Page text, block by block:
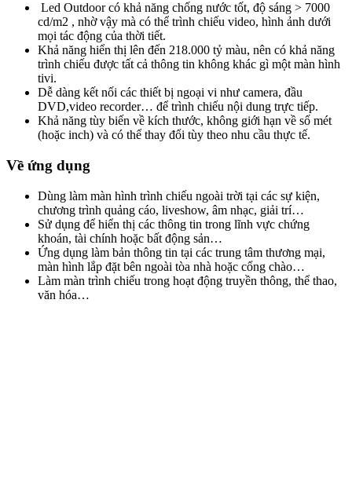
Led Outdoor có khả năng chống nước tốt, độ sáng > 7000
cd/m2 , nhờ vậy mà có thể trình chiếu video, hình ảnh dưới
mọi tác động của thời tiết.
Khả năng hiển thị lên đến 218.000 tỷ màu, nên có khả năng
trình chiếu được tất cả thông tin không khác gì một màn hình
tivi.
Dễ dàng kết nối các thiết bị ngoại vi như camera, đầu
DVD,video recorder… để trình chiếu nội dung trực tiếp.
Khả năng tùy biến về kích thước, không giới hạn về số mét
(hoặc inch) và có thể thay đổi tùy theo nhu cầu thực tế.
Về ứng dụng
Dùng làm màn hình trình chiếu ngoài trời tại các sự kiện,
chương trình quảng cáo, liveshow, âm nhạc, giải trí…
Sử dụng để hiển thị các thông tin trong lĩnh vực chứng
khoán, tài chính hoặc bất động sản…
Ứng dụng làm bản thông tin tại các trung tâm thương mại,
màn hình lắp đặt bên ngoài tòa nhà hoặc cổng chào…
Làm màn trình chiếu trong hoạt động truyền thông, thể thao,
văn hóa…